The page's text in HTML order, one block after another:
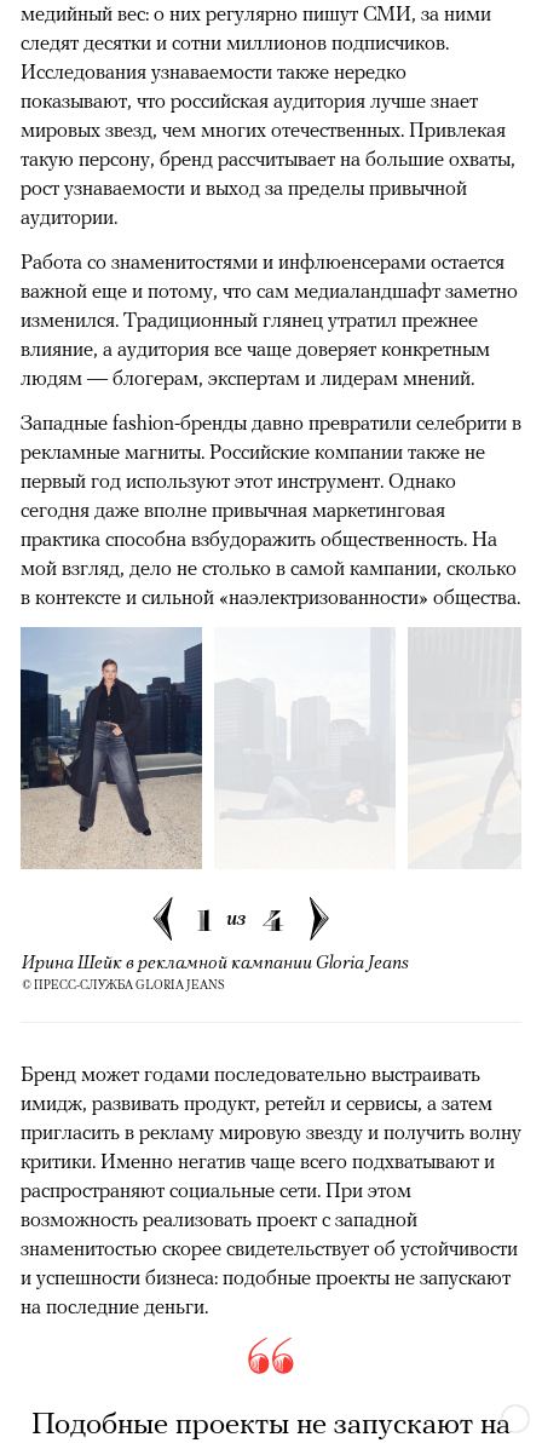
медийный вес: о них регулярно пишут СМИ, за ними
следят десятки и сотни миллионов подписчиков.
Исследования узнаваемости также нередко
показывают, что российская аудитория лучше знает
мировых звезд, чем многих отечественных. Привлекая
такую персону, бренд рассчитывает на большие охваты,
рост узнаваемости и выход за пределы привычной
аудитории.
Работа со знаменитостями и инфлюенсерами остается
важной еще и потому, что сам медиаландшафт заметно
изменился. Традиционный глянец утратил прежнее
влияние, а аудитория все чаще доверяет конкретным
людям — блогерам, экспертам и лидерам мнений.
Западные fashion-бренды давно превратили селебрити в
рекламные магниты. Российские компании также не
первый год используют этот инструмент. Однако
сегодня даже вполне привычная маркетинговая
практика способна взбудоражить общественность. На
мой взгляд, дело не столько в самой кампании, сколько
в контексте и сильной «наэлектризованности» общества.
1 из 4
Ирина Шейк в рекламной кампании Gloria Jeans
© ПРЕСС-СЛУЖБА GLORIA JEANS
Бренд может годами последовательно выстраивать
имидж, развивать продукт, ретейл и сервисы, а затем
пригласить в рекламу мировую звезду и получить волну
критики. Именно негатив чаще всего подхватывают и
распространяют социальные сети. При этом
возможность реализовать проект с западной
знаменитостью скорее свидетельствует об устойчивости
и успешности бизнеса: подобные проекты не запускают
на последние деньги.
Подобные проекты не запускают на